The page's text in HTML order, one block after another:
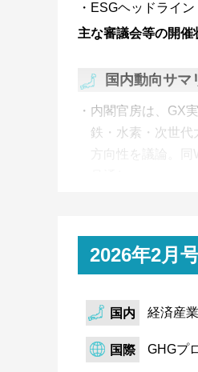
ESGヘッドライン
主な審議会等の開催
国内動向サマ
内閣官房は、GX
鉄・水素・次世代
方向性を議論。
踏まえて整理され
経済産業省では調
FIT調達価格と
格は足元のコスト
以降、10kW以上
2026年2月
国内 経済産
国際 GHGプ